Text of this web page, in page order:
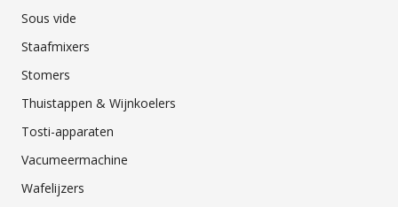
Sous vide
Staafmixers
Stomers
Thuistappen & Wijnkoelers
Tosti-apparaten
Vacumeermachine
Wafelijzers